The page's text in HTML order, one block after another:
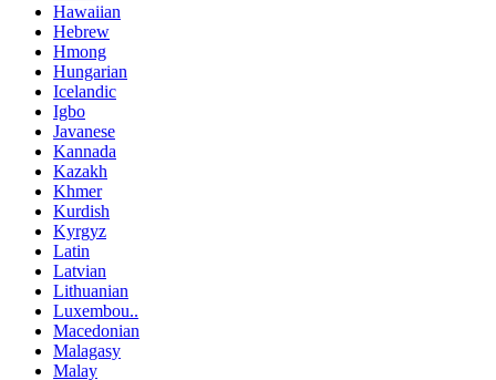
Hawaiian
Hebrew
Hmong
Hungarian
Icelandic
Igbo
Javanese
Kannada
Kazakh
Khmer
Kurdish
Kyrgyz
Latin
Latvian
Lithuanian
Luxembou..
Macedonian
Malagasy
Malay